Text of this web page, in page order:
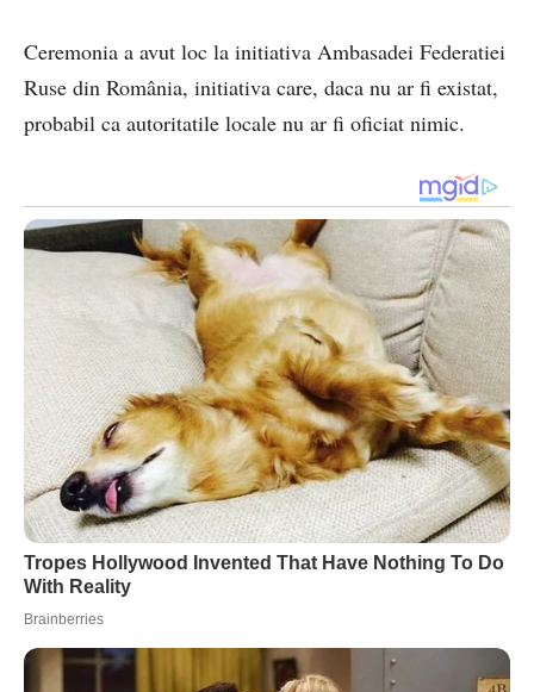
Ceremonia a avut loc la initiativa Ambasadei Federatiei
Ruse din România, initiativa care, daca nu ar fi existat,
probabil ca autoritatile locale nu ar fi oficiat nimic.